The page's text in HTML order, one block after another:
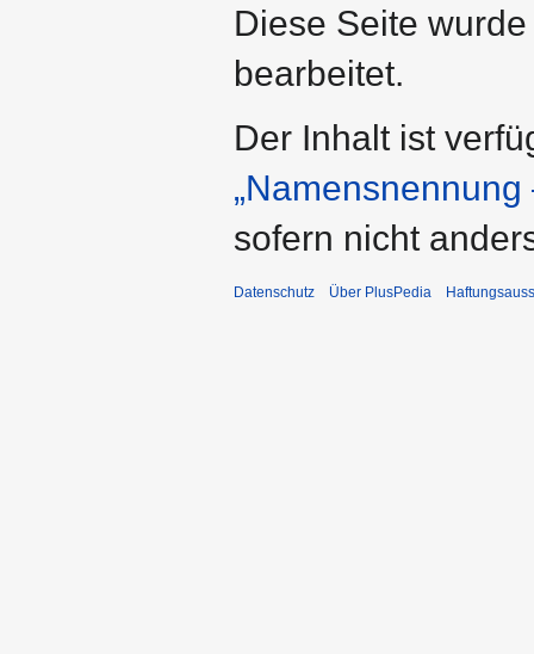
Diese Seite
bearbeitet.
Der Inhalt ist
sofern nicht
Datenschutz Über PlusPedia